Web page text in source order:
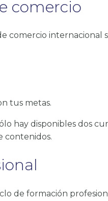
comercio
comercio internacional
tus metas.
hay disponibles dos
contenidos.
de formación